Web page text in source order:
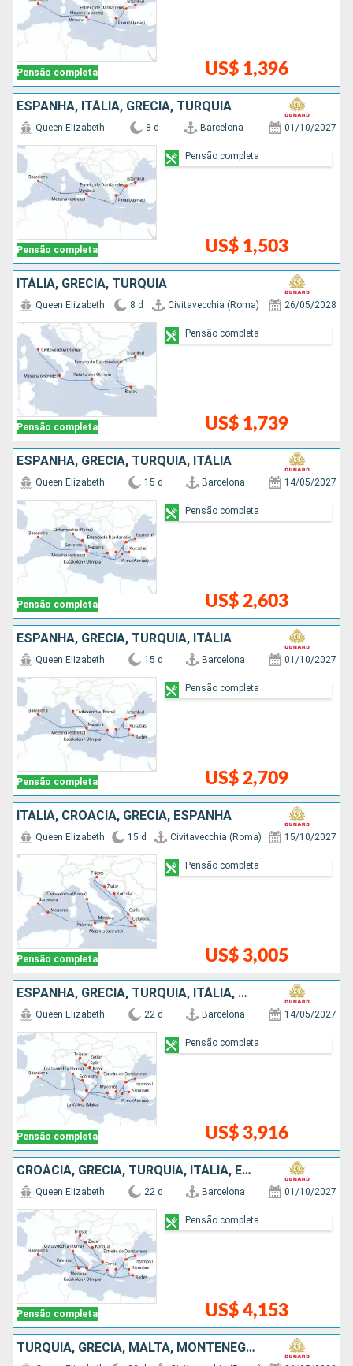
Pensão completa US$ 1,396
ESPANHA, ITÁLIA, GRÉCIA, TURQUIA
Pensão completa
Queen Elizabeth 8 d Barcelona 01/10/2027
US$ 1,503
Pensão completa
ITÁLIA, GRÉCIA, TURQUIA
Pensão completa
Queen Elizabeth 8 d Civitavecchia (Roma) 26/05/2028
US$ 1,739
Pensão completa
ESPANHA, GRÉCIA, TURQUIA, ITÁLIA
Pensão completa
Queen Elizabeth 15 d Barcelona 14/05/2027
US$ 2,603
Pensão completa
ESPANHA, GRÉCIA, TURQUIA, ITÁLIA
Pensão completa
Queen Elizabeth 15 d Barcelona 01/10/2027
US$ 2,709
Pensão completa
ITÁLIA, CROÁCIA, GRÉCIA, ESPANHA
Pensão completa
Queen Elizabeth 15 d Civitavecchia (Roma) 15/10/2027
US$ 3,005
Pensão completa
ESPANHA, GRÉCIA, TURQUIA, ITÁLIA, MALTA, MONTENEGRO, CROÁCIA
Pensão completa
Queen Elizabeth 22 d Barcelona 14/05/2027
US$ 3,916
Pensão completa
CROÁCIA, GRÉCIA, TURQUIA, ITÁLIA, ESPANHA
Pensão completa
Queen Elizabeth 22 d Barcelona 01/10/2027
US$ 4,153
Pensão completa
TURQUIA, GRÉCIA, MALTA, MONTENEGRO, CROÁCIA, ITÁLIA